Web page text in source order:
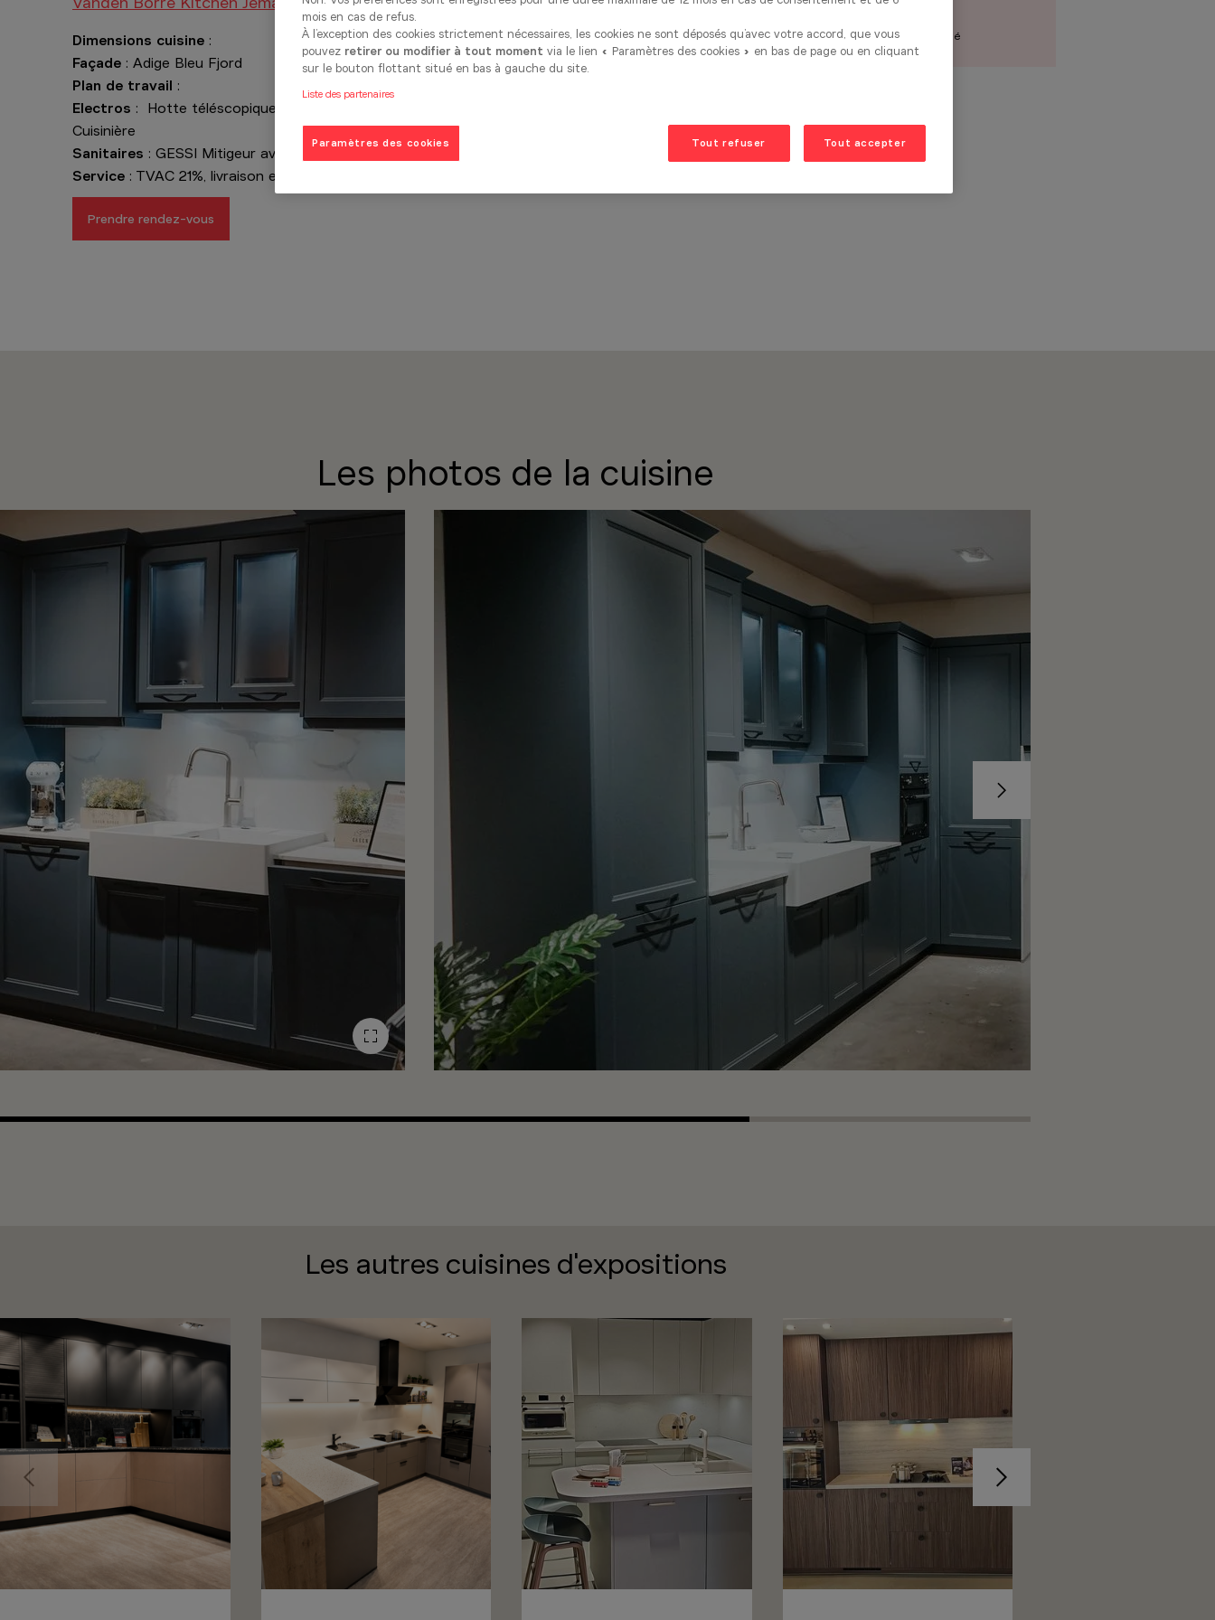
Dimensions cuisine :
Façade : Adige Bleu Fjord
Plan de travail :
Electros : Hotte téléscopique 600E, PROGRESS Lave vaisselle entièr, Combi Micro-onde,
Cuisinière
Sanitaires : GESSI Mitigeur avec poignée, SCHOCK pierre d'évier Kalli
Service : TVAC 21%, livraison et pose non comprises dans le prix
Prendre rendez-vous
Prix du modèle présenté
Les photos de la cuisine
Les autres cuisines d'expositions
Précédent Suivant
mois en cas de refus.
À l’exception des cookies strictement nécessaires, les cookies ne sont déposés qu’avec votre accord, que vous
pouvez retirer ou modifier à tout moment via le lien « Paramètres des cookies » en bas de page ou en cliquant
sur le bouton flottant situé en bas à gauche du site.
Liste des partenaires
Paramètres des cookies Tout refuser Tout accepter